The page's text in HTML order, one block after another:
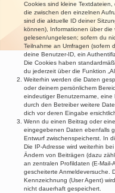
Cookies sind kleine
die zwischen den einzelnen
sind die aktuelle ID deiner
können), Informationen über die
gelesen/ungelesen; sofern du
Teilnahme an Umfragen (sofern
deine Benutzer-ID, ein
Die Cookies haben
du jederzeit über die Funktion
Weiterhin werden die Daten
oder deinem persönlichem
eindeutiger Benutzername, eine
durch den Betreiber weitere
dich vor deren Eingabe
Wenn du einen Beitrag oder
eingegebenen Daten ebenfalls
Entwurf zwischenspeicherst. In
Die IP-Adresse wird weiterhin
Ändern von Beiträgen (dazu
an zentralen Profildaten (E-
gescheiterte Anmeldeversuche.
Kennzeichnung (User Agent)
nicht dauerhaft gespeichert.